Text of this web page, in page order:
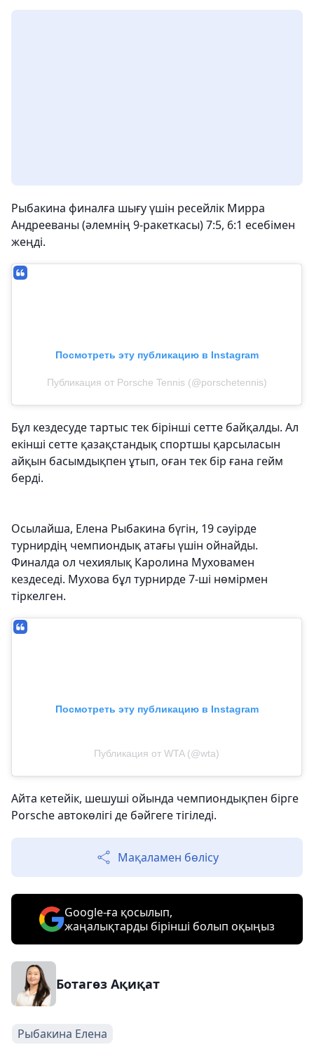
Рыбакина финалға шығу үшін ресейлік Мирра
Андрееваны (әлемнің 9-ракеткасы) 7:5, 6:1 есебімен
жеңді.
Посмотреть эту публикацию в Instagram
Публикация от Porsche Tennis (@porschetennis)
Бұл кездесуде тартыс тек бірінші сетте байқалды. Ал
екінші сетте қазақстандық спортшы қарсыласын
айқын басымдықпен ұтып, оған тек бір ғана гейм
берді.
Осылайша, Елена Рыбакина бүгін, 19 сәуірде
турнирдің чемпиондық атағы үшін ойнайды.
Финалда ол чехиялық Каролина Муховамен
кездеседі. Мухова бұл турнирде 7-ші нөмірмен
тіркелген.
Посмотреть эту публикацию в Instagram
Публикация от WTA (@wta)
Айта кетейік, шешуші ойында чемпиондықпен бірге
Porsche автокөлігі де бәйгеге тігіледі.
Мақаламен бөлісу
Google-ға қосылып,
жаңалықтарды бірінші болып оқыңыз
Ботагөз Ақиқат
Рыбакина Елена